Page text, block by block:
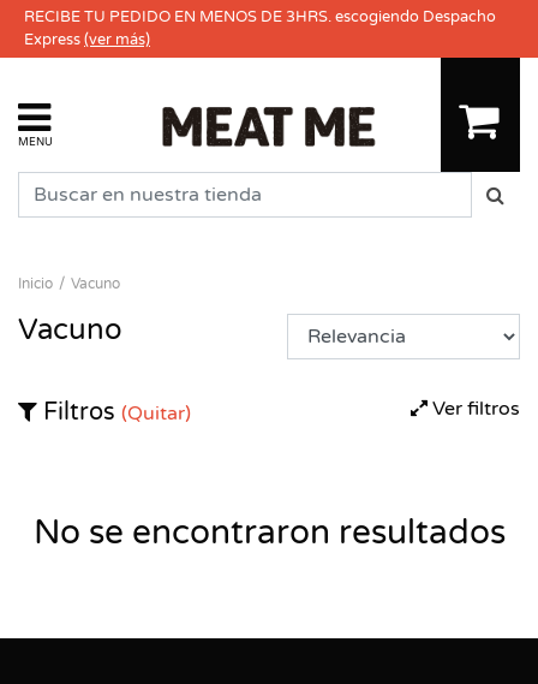
RECIBE TU PEDIDO EN MENOS DE 3HRS. escogiendo Despacho
Express(ver más)
MENU
Inicio Vacuno
Vacuno
Ver filtros
Filtros (Quitar)
No se encontraron resultados